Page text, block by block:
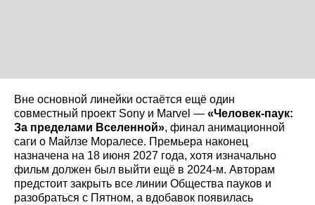
Вне основной линейки остаётся ещё один
совместный проект Sony и Marvel — «Человек-паук:
За пределами Вселенной», финал анимационной
саги о Майлзе Моралесе. Премьера наконец
назначена на 18 июня 2027 года, хотя изначально
фильм должен был выйти ещё в 2024-м. Авторам
предстоит закрыть все линии Общества пауков и
разобраться с Пятном, а вдобавок появилась